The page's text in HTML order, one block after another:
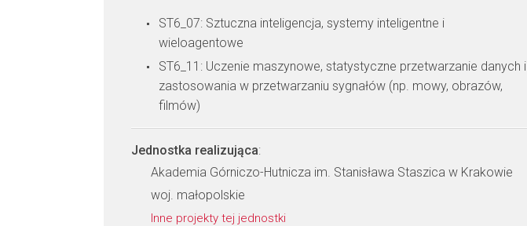
ST6_07: Sztuczna inteligencja, systemy inteligentne i
wieloagentowe
ST6_11: Uczenie maszynowe, statystyczne przetwarzanie danych i
zastosowania w przetwarzaniu sygnałów (np. mowy, obrazów,
filmów)
Jednostka realizująca:
Akademia Górniczo-Hutnicza im. Stanisława Staszica w Krakowie
woj. małopolskie
Inne projekty tej jednostki